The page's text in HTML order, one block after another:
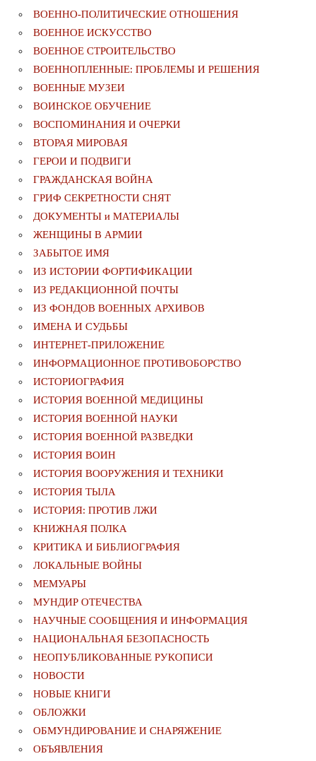
ВОЕННО-ПОЛИТИЧЕСКИE ОТНОШЕНИЯ
ВОЕННОЕ ИСКУССТВО
ВОЕННОЕ СТРОИТЕЛЬСТВО
ВОЕННОПЛЕННЫЕ: ПРОБЛЕМЫ И РЕШЕНИЯ
ВОЕННЫЕ МУЗЕИ
ВОИНСКОЕ ОБУЧЕНИЕ
ВОСПОМИНАНИЯ И ОЧЕРКИ
ВТОРАЯ МИРОВАЯ
ГЕРОИ И ПОДВИГИ
ГРАЖДАНСКАЯ ВОЙНА
ГРИФ СЕКРЕТНОСТИ СНЯТ
ДОКУМЕНТЫ и МАТЕРИАЛЫ
ЖЕНЩИНЫ В АРМИИ
ЗАБЫТОЕ ИМЯ
ИЗ ИСТОРИИ ФОРТИФИКАЦИИ
ИЗ РЕДАКЦИОННОЙ ПОЧТЫ
ИЗ ФОНДОВ ВОЕННЫХ АРХИВОВ
ИМЕНА И СУДЬБЫ
ИНТЕРНЕТ-ПРИЛОЖЕНИЕ
ИНФОРМАЦИОННОЕ ПРОТИВОБОРСТВО
ИСТОРИОГРАФИЯ
ИСТОРИЯ ВОЕННОЙ МЕДИЦИНЫ
ИСТОРИЯ ВОЕННОЙ НАУКИ
ИСТОРИЯ ВОЕННОЙ РАЗВЕДКИ
ИСТОРИЯ ВОИН
ИСТОРИЯ ВООРУЖЕНИЯ И ТЕХНИКИ
ИСТОРИЯ ТЫЛА
ИСТОРИЯ: ПРОТИВ ЛЖИ
КНИЖНАЯ ПОЛКА
КРИТИКА И БИБЛИОГРАФИЯ
ЛОКАЛЬНЫЕ ВОЙНЫ
МЕМУАРЫ
МУНДИР ОТЕЧЕСТВА
НАУЧНЫЕ СООБЩЕНИЯ И ИНФОРМАЦИЯ
НАЦИОНАЛЬНАЯ БЕЗОПАСНОСТЬ
НЕОПУБЛИКОВАННЫЕ РУКОПИСИ
НОВОСТИ
НОВЫЕ КНИГИ
ОБЛОЖКИ
ОБМУНДИРОВАНИЕ И СНАРЯЖЕНИЕ
ОБЪЯВЛЕНИЯ